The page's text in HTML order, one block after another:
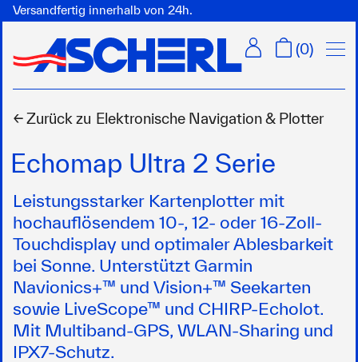
Versandfertig innerhalb von 24h.
(0)
← Zurück zu Elektronische Navigation & Plotter
Echomap Ultra 2 Serie
Leistungsstarker Kartenplotter mit
hochauflösendem 10-, 12- oder 16-Zoll-
Touchdisplay und optimaler Ablesbarkeit
bei Sonne. Unterstützt Garmin
Navionics+™ und Vision+™ Seekarten
sowie LiveScope™ und CHIRP-Echolot.
Mit Multiband-GPS, WLAN-Sharing und
IPX7-Schutz.